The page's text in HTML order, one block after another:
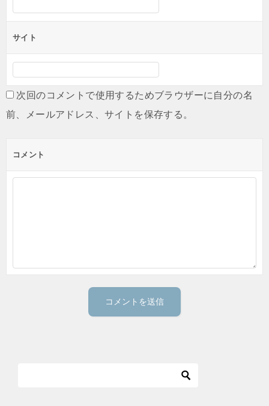
サイト
次回のコメントで使用するためブラウザーに自分の名
前、メールアドレス、サイトを保存する。
コメント